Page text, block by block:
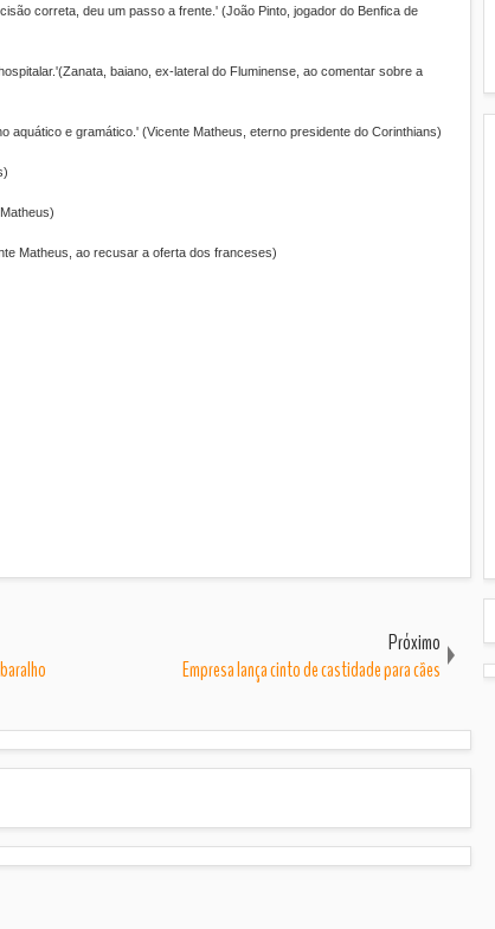
correta, deu um passo a frente.' (João Pinto, jogador do Benfica de
baiano, ex-lateral do Fluminense, ao comentar sobre a
aquático e gramático.' (Vicente Matheus, eterno presidente do Corinthians)
Matheus, ao recusar a oferta dos franceses)
Próximo
Empresa lança cinto de castidade para cães